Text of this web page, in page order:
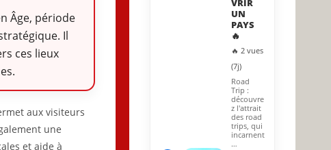
Âge, période
Il
ces lieux
aux visiteurs
une
et aide à
VRIR
UN
PAYS
🔥
🔥 2 vues
(7j)
Road
Trip :
découvre
z l'attrait
des road
trips, qui
incarnent
…